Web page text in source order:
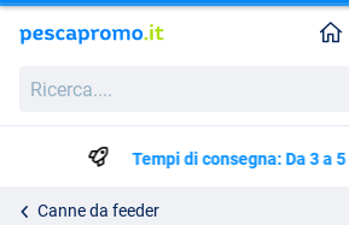
Tempi di consegna: Da 3 a
Canne da feeder